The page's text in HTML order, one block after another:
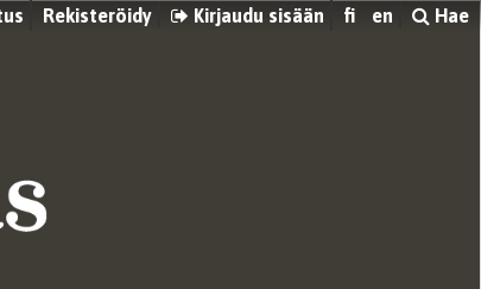
Rekisteröidy Kirjaudu sisään fi en Hae